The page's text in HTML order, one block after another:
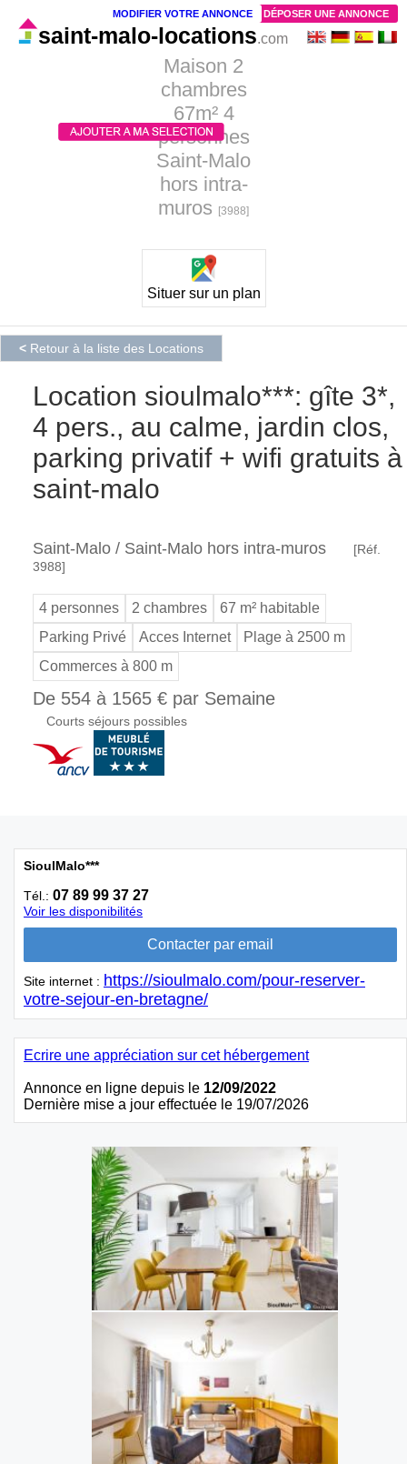
Maison 2
chambres
67m² 4
personnes
Saint-Malo
hors intra-
muros
[3988]
saint-malo-locations.com
Situer sur un plan
< Retour à la liste des Locations
Location sioulmalo***: gîte 3*,
4 pers., au calme, jardin clos,
parking privatif + wifi gratuits à
saint-malo
Saint-Malo / Saint-Malo hors intra-muros
[Réf.
3988]
4 personnes 2 chambres
67 m² habitable
Parking Privé
Acces Internet
Plage à 2500 m
Commerces à 800 m
De 554 à 1565 € par Semaine
Courts séjours possibles
SioulMalo***
Tél.: 07 89 99 37 27
Voir les disponibilités
Site internet : https://sioulmalo.com/pour-reserver-
votre-sejour-en-bretagne/
Ecrire une appréciation sur cet hébergement
Annonce en ligne depuis le 12/09/2022
Dernière mise a jour effectuée le 19/07/2026
DÉPOSER UNE ANNONCE
MODIFIER VOTRE ANNONCE